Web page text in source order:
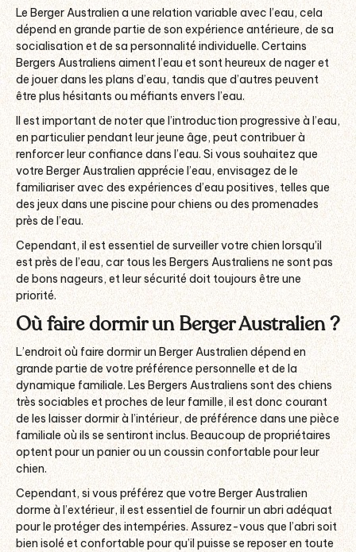
Le Berger Australien a une relation variable avec l’eau, cela
dépend en grande partie de son expérience antérieure, de sa
socialisation et de sa personnalité individuelle. Certains
Bergers Australiens aiment l’eau et sont heureux de nager et
de jouer dans les plans d’eau, tandis que d’autres peuvent
être plus hésitants ou méfiants envers l’eau.
Il est important de noter que l’introduction progressive à l’eau,
en particulier pendant leur jeune âge, peut contribuer à
renforcer leur confiance dans l’eau. Si vous souhaitez que
votre Berger Australien apprécie l’eau, envisagez de le
familiariser avec des expériences d’eau positives, telles que
des jeux dans une piscine pour chiens ou des promenades
près de l’eau.
Cependant, il est essentiel de surveiller votre chien lorsqu’il
est près de l’eau, car tous les Bergers Australiens ne sont pas
de bons nageurs, et leur sécurité doit toujours être une
priorité.
Où faire dormir un Berger Australien ?
L’endroit où faire dormir un Berger Australien dépend en
grande partie de votre préférence personnelle et de la
dynamique familiale. Les Bergers Australiens sont des chiens
très sociables et proches de leur famille, il est donc courant
de les laisser dormir à l’intérieur, de préférence dans une pièce
familiale où ils se sentiront inclus. Beaucoup de propriétaires
optent pour un panier ou un coussin confortable pour leur
chien.
Cependant, si vous préférez que votre Berger Australien
dorme à l’extérieur, il est essentiel de fournir un abri adéquat
pour le protéger des intempéries. Assurez-vous que l’abri soit
bien isolé et confortable pour qu’il puisse se reposer en toute